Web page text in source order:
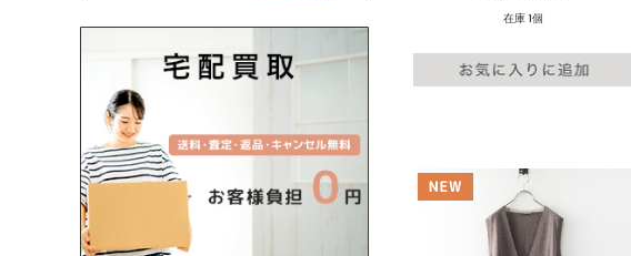
在庫 1個
DANIELAGREGIS/ダニエラグレジス
DANTON/ダントン
Deuxieme Classe/ドゥーズィエムクラス
Dior/ディオール
Dolce&Gabbana/ドルチェ＆ガッバーナ
dosa/ドーサ